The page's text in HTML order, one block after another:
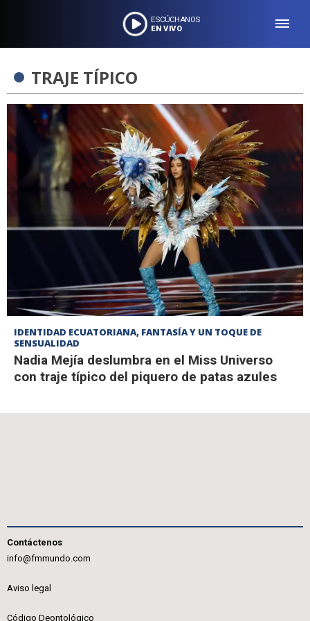
ESCÚCHANOS
EN VIVO
TRAJE TÍPICO
IDENTIDAD ECUATORIANA, FANTASÍA Y UN TOQUE DE
SENSUALIDAD
Nadia Mejía deslumbra en el Miss Universo
con traje típico del piquero de patas azules
Contáctenos
info@fmmundo.com
Aviso legal
Código Deontológico